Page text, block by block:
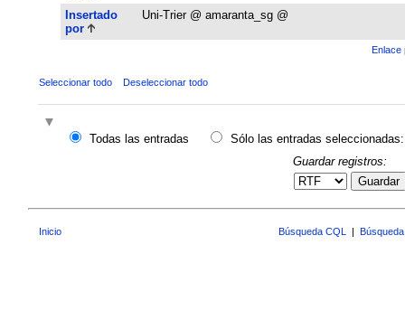
Insertado
por
Uni-Trier @ amaranta_sg @
Enlace
Seleccionar todo Deseleccionar todo
Todas las entradas
Sólo las entradas seleccionadas:
Guardar registros:
Guardar
Inicio Búsqueda CQL